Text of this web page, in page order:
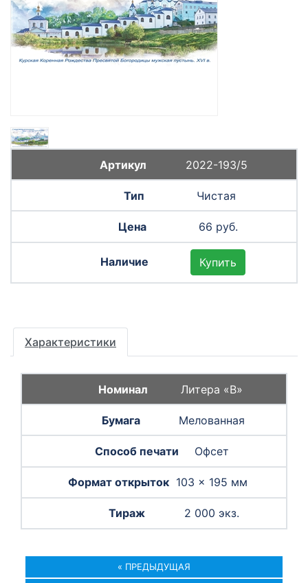
2022-193/5
Чистая
66 руб.
Купить
Характеристики
Литера «B»
Мелованная
Офсет
103 × 195 мм
2 000 экз.
« ПРЕДЫДУЩАЯ